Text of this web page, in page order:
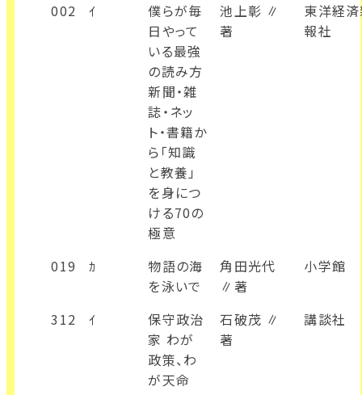
002 ｲ
僕らが毎
日やって
いる最強
の読み方
新聞・雑
誌・ネッ
ト・書籍か
ら「知識
と教養」
を身につ
ける70の
極意
池上彰 ∥
著
東洋経
報社
019 ｶ
物語の海
を泳いで
角田光代
∥著
小学館
312 ｲ
保守政治
家 わが
政策、わ
が天命
石破茂 ∥
著
講談社